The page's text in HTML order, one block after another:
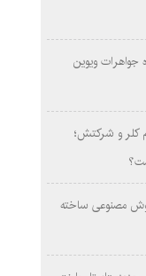
جواهرات ویوین
کلر و شرکتش؛
هوش مصنوعی ساخته